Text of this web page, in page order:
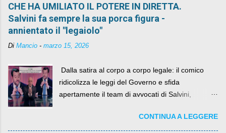
CHE HA UMILIATO IL POTERE IN DIRETTA.
Salvini fa sempre la sua porca figura -
annientato il "legaiolo"
Di Mancio - marzo 15, 2026
​ Dalla satira al corpo a corpo legale: il comico
ridicolizza le leggi del Governo e sfida
apertamente il team di avvocati di Salvini,
CONTINUA A LEGGERE